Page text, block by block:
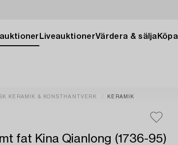
LiveauktionerVärdera & sälja Köpa
KERAMIK & KONSTHANTVERK KERAMIK
fat Kina Qianlong (1736-95)